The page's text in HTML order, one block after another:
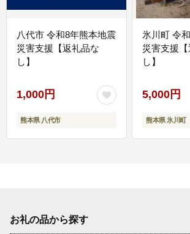
八代市 令和8年熊本地震
災害支援【返礼品な
し】
1,000円
熊本県 八代市
氷川町 令
災害支援
し】
5,000円
熊本県 氷川町
お礼の品から探す